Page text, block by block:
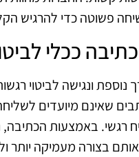
פשוטה כדי להרגיש
ככלי
ונגישה לביטוי
שאינם מיועדים לשליחה
רגשי. באמצעות
בצורה מעמיקה יותר